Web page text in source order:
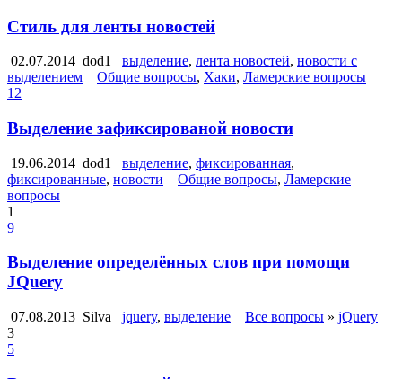
Стиль для ленты новостей
02.07.2014 dod1 выделение, лента новостей, новости с
выделением
Общие вопросы, Хаки, Ламерские вопросы
12
Выделение зафиксированой новости
19.06.2014 dod1 выделение, фиксированная,
фиксированные, новости Общие вопросы, Ламерские
вопросы
1
9
Выделение определённых слов при помощи
JQuery
07.08.2013 Silva jquery, выделение Все вопросы » jQuery
3
5